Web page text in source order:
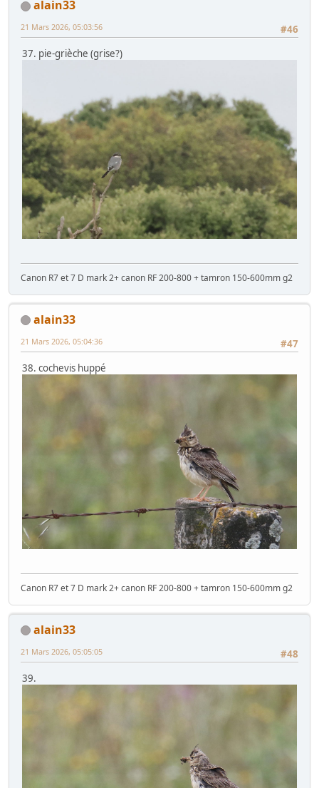
alain33
#46
21 Mars 2026, 05:03:56
37. pie-grièche (grise?)
Canon R7 et 7 D mark 2+ canon RF 200-800 + tamron 150-600mm g2
alain33
#47
21 Mars 2026, 05:04:36
38. cochevis huppé
Canon R7 et 7 D mark 2+ canon RF 200-800 + tamron 150-600mm g2
alain33
#48
21 Mars 2026, 05:05:05
39.